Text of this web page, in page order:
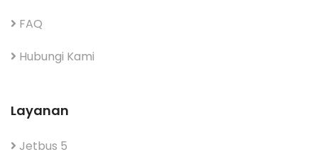
FAQ
Hubungi Kami
Layanan
Jetbus 5